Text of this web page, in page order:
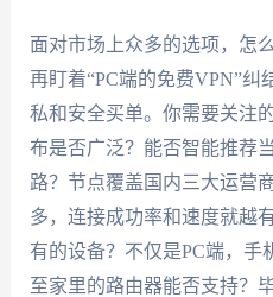
面对市场上众多的选项，怎
再盯着“PC端的免费VPN”纠
私和安全买单。你需要关注
布是否广泛？能否智能推荐
路？节点覆盖国内三大运营
多，连接成功率和速度就越
有的设备？不仅是PC端，手
至家里的路由器能否支持？